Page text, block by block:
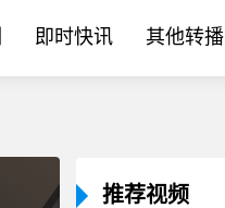
即时快讯 其他转播
推荐视频